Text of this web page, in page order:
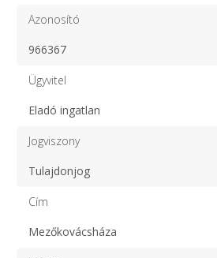
Azonosító
966367
Ügyvitel
Eladó ingatlan
Jogviszony
Tulajdonjog
Cím
Mezőkovácsháza